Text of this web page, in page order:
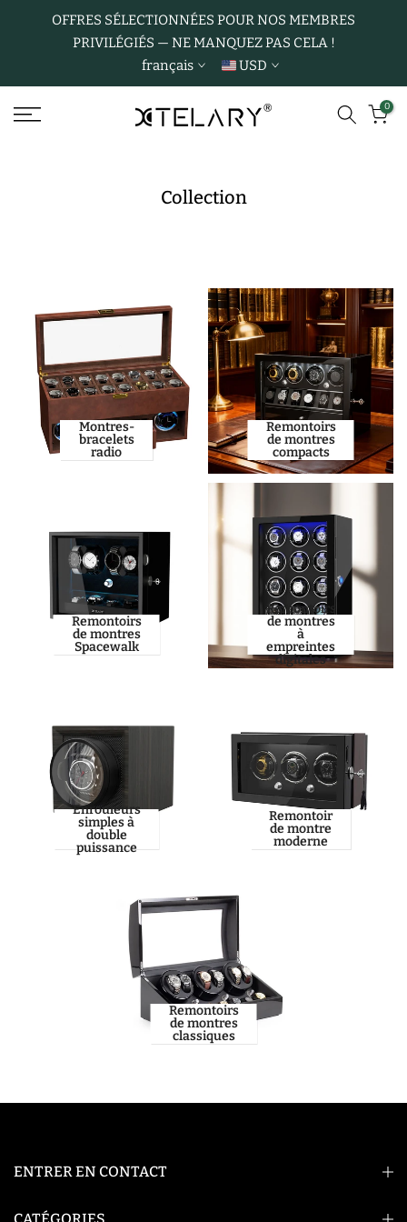
OFFRES SÉLECTIONNÉES POUR NOS MEMBRES
PRIVILÉGIÉS — NE MANQUEZ PAS CELA !
français
USD
0
Collection
Montres-
bracelets
radio
Remontoirs
de montres
compacts
Remontoirs
de montres
Spacewalk
Remontoirs
de montres
à
empreintes
digitales
Enrouleurs
simples à
double
puissance
Remontoir
de montre
moderne
Remontoirs
de montres
classiques
ENTRER EN CONTACT